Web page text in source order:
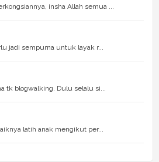
insha Allah semua ...
jadi sempurna untuk layak r...
tk blogwalking. Dulu selalu si...
latih anak mengikut per...